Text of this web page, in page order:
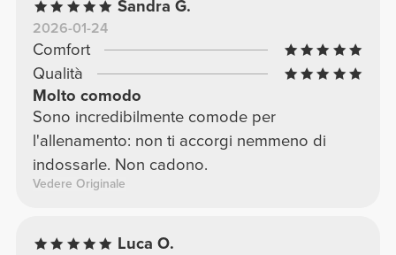
Sandra G.
2026-01-24
Comfort
Qualità
Molto comodo
Sono incredibilmente comode per
l'allenamento: non ti accorgi nemmeno di
indossarle. Non cadono.
Vedere Originale
Luca O.